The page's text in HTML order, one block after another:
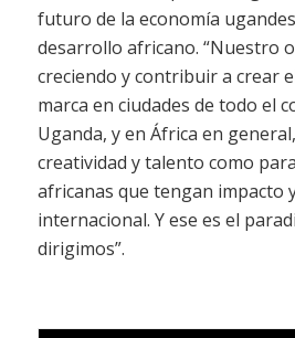
futuro de la economía
desarrollo africano. “Nuestro
creciendo y contribuir a crear
marca en ciudades de todo el
Uganda, y en África en
creatividad y talento como
africanas que tengan impacto
internacional. Y ese es el
dirigimos”.